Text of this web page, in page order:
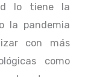
lo tiene la
la pandemia
con más
como